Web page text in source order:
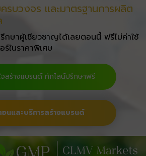
รบวงจร และมาตรฐานการผลิต
กษาผู้เชียวชาญได้เลยตอนนี้ ฟรีไม่ค่าใช้
ในราคาพิเศษ
จสร้างแบรนด์ ทักไลน์ปรึกษาฟรี
นและบริการสร้างแบรนด์